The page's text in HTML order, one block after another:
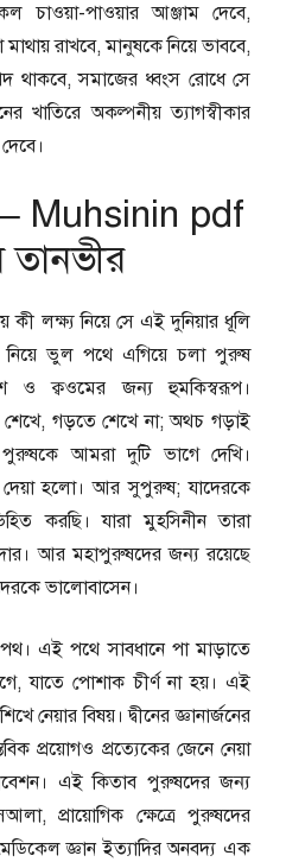
চাওয়া-পাওয়ার আঞ্জাম দেবে,
রাখবে, মানুষকে নিয়ে ভাববে,
থাকবে, সমাজের ধ্বংস রোধে সে
খাতিরে অকল্পনীয় ত্যাগস্বীকার
Muhsinin pdf
তানভীর
কী লক্ষ্য নিয়ে সে এই দুনিয়ার ধূলি
নিয়ে ভুল পথে এগিয়ে চলা পুরুষ
ও ক্বওমের জন্য হুমকিস্বরূপ।
গড়তে শেখে না; অথচ গড়াই
আমরা দুটি ভাগে দেখি।
দেয়া হলো। আর সুপুরুষ; যাদেরকে
করছি। যারা মুহসিনীন তারা
আর মহাপুরুষদের জন্য রয়েছে
ভালোবাসেন।
এই পথে সাবধানে পা মাড়াতে
যাতে পোশাক চীর্ণ না হয়। এই
নেয়ার বিষয়। দ্বীনের জ্ঞানার্জনের
প্রয়োগও প্রত্যেকের জেনে নেয়া
এই কিতাব পুরুষদের জন্য
প্রায়োগিক ক্ষেত্রে পুরুষদের
জ্ঞান ইত্যাদির অনবদ্য এক